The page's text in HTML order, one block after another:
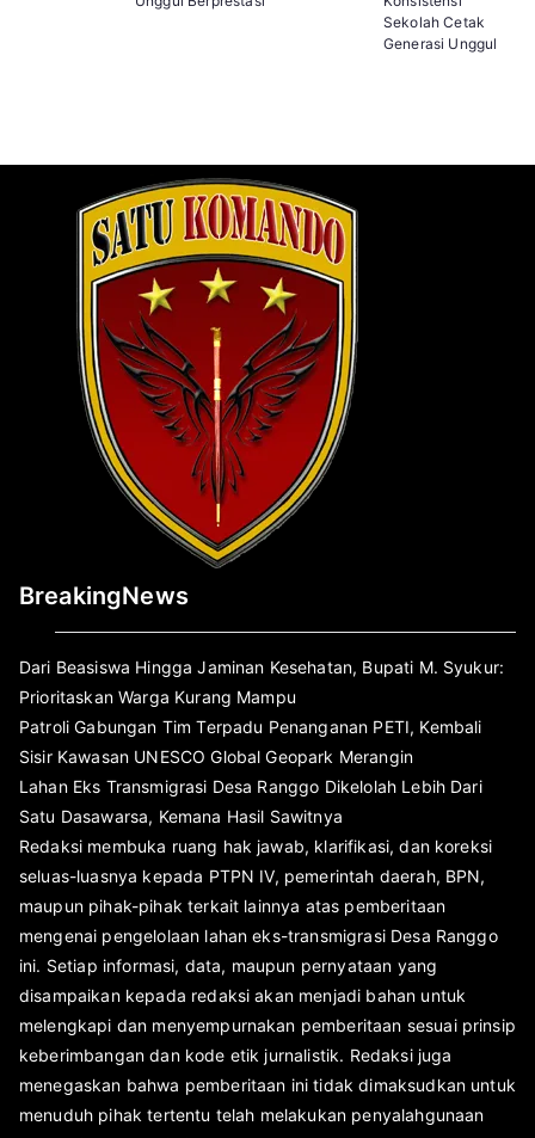
Sekolah Cetak
Generasi Unggul
BreakingNews
Dari Beasiswa Hingga Jaminan Kesehatan, Bupati M. Syukur:
Prioritaskan Warga Kurang Mampu
Patroli Gabungan Tim Terpadu Penanganan PETI, Kembali
Sisir Kawasan UNESCO Global Geopark Merangin
Lahan Eks Transmigrasi Desa Ranggo Dikelolah Lebih Dari
Satu Dasawarsa, Kemana Hasil Sawitnya
Redaksi membuka ruang hak jawab, klarifikasi, dan koreksi
seluas-luasnya kepada PTPN IV, pemerintah daerah, BPN,
maupun pihak-pihak terkait lainnya atas pemberitaan
mengenai pengelolaan lahan eks-transmigrasi Desa Ranggo
ini. Setiap informasi, data, maupun pernyataan yang
disampaikan kepada redaksi akan menjadi bahan untuk
melengkapi dan menyempurnakan pemberitaan sesuai prinsip
keberimbangan dan kode etik jurnalistik. Redaksi juga
menegaskan bahwa pemberitaan ini tidak dimaksudkan untuk
menuduh pihak tertentu telah melakukan penyalahgunaan